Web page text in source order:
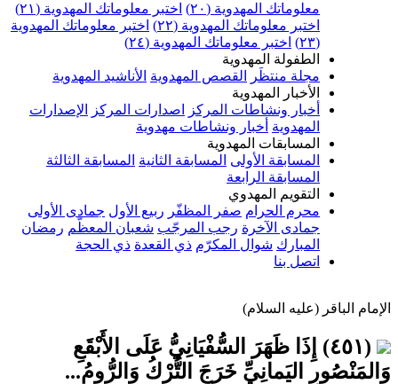
معلوماتك المهدوية (٢٠)
اختبر معلوماتك المهدوية (٢١)
اختبر معلوماتك المهدوية (٢٢)
اختبر معلوماتك المهدوية
(٢٣)
اختبر معلوماتك المهدوية (٢٤)
الطفولة المهدوية
مجلة منتظَر
القصص المهدوية الأناشيد المهدوية
الأخبار المهدوية
أخبار ونشاطات المركز
اصدارات المركز
الإصدارات
المهدوية أخبار ونشاطات مهدوية
المسابقات المهدوية
المسابقة الأولى المسابقة الثانية المسابقة الثالثة
المسابقة الرابعة
التقويم المهدوي
محرم الحرام صفر المظفّر ربيع الأول جمادى الأولى
جمادى الآخرة رجب المرجّب شعبان المعظّم رمضان
المبارك شوال المكرّم ذي القعدة ذي الحجة
اتصل بنا
الإمام الباقر (عليه السلام)
(٤٥١) إِذَا ظَهَرَ السُّفْيَانِيُّ عَلَى الأَبْقَعِ
وَالمَنْصُورِ اليَمانِيِّ خَرَجَ التُّرْكُ وَالرُّومُ...